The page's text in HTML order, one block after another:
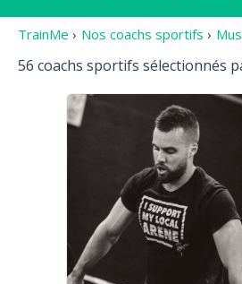
TrainMe › Nos coachs sportifs ›
56 coachs sportifs sélectionnés